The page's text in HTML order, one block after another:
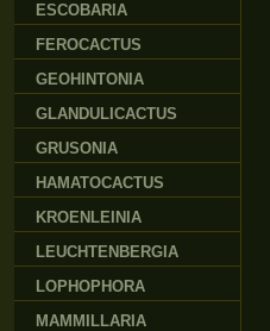
ESCOBARIA
FEROCACTUS
GEOHINTONIA
GLANDULICACTUS
GRUSONIA
HAMATOCACTUS
KROENLEINIA
LEUCHTENBERGIA
LOPHOPHORA
MAMMILLARIA